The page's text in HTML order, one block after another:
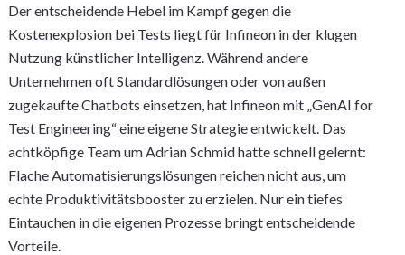
Der entscheidende Hebel im Kampf gegen die
Kostenexplosion bei Tests liegt für Infineon in der klugen
Nutzung künstlicher Intelligenz. Während andere
Unternehmen oft Standardlösungen oder von außen
zugekaufte Chatbots einsetzen, hat Infineon mit „GenAI for
Test Engineering“ eine eigene Strategie entwickelt. Das
achtköpfige Team um Adrian Schmid hatte schnell gelernt:
Flache Automatisierungslösungen reichen nicht aus, um
echte Produktivitätsbooster zu erzielen. Nur ein tiefes
Eintauchen in die eigenen Prozesse bringt entscheidende
Vorteile.